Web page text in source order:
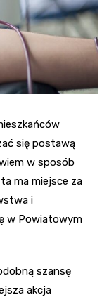
się postawą
w sposób
ma miejsce za
i
w Powiatowym
szansę
akcja